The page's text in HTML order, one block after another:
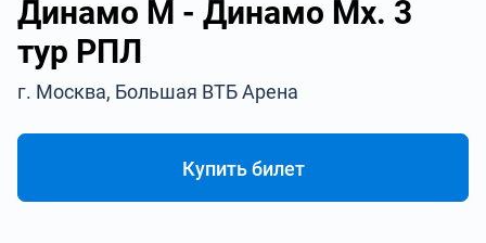
Динамо М - Динамо Мх. 3
тур РПЛ
г. Москва, Большая ВТБ Арена
Купить билет